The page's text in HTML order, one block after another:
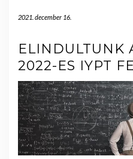
2021. december 16.
ELINDULTUNK
2022-ES IYPT